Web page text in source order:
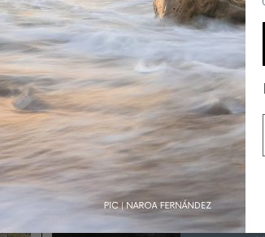
premiadas y nominadas por el
2026-07-06